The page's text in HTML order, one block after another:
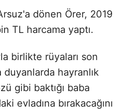
dönen Örer, 2019
TL harcama yaptı.
birlikte rüyaları son
duyanlarda hayranlık
gibi baktığı baba
evladına bırakacağını